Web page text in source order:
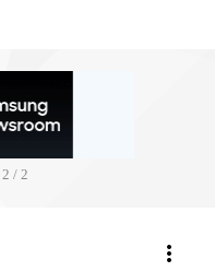
2 / 2
more_vert